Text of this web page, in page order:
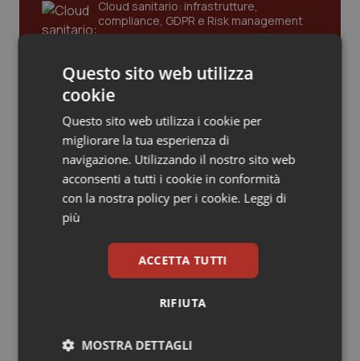
Piemonte
Provincia Autonoma di Bolzano
Provincia Autonoma di Trento
Puglia
Sardegna
HIV
Infezioni & Febbre
Ipertensione & Scompenso
Malattie rare
Malattia di Crohn & Rettocolite Ulcerosa
Neuroscienze & patologie neurodegenerative
Cloud sanitario: infrastrutture,
compliance, GDPR e Risk management
Gestione dell'Ipertensione resistente:
dalle Linee Guida alle terapie innovative
Leadership Infermieristica 2026: nuovi
modelli di responsabilità e autonomia
Leadership Medica 2026: guidare team
clinici ad alte prestazioni
uso protetto
Questo sito web utilizza
cookie
Questo sito web utilizza i cookie per
migliorare la tua esperienza di
navigazione. Utilizzando il nostro sito web
acconsenti a tutti i cookie in conformità
con la nostra policy per i cookie. Leggi di
più
ACCETTA TUTTI
RIFIUTA
MOSTRA DETTAGLI